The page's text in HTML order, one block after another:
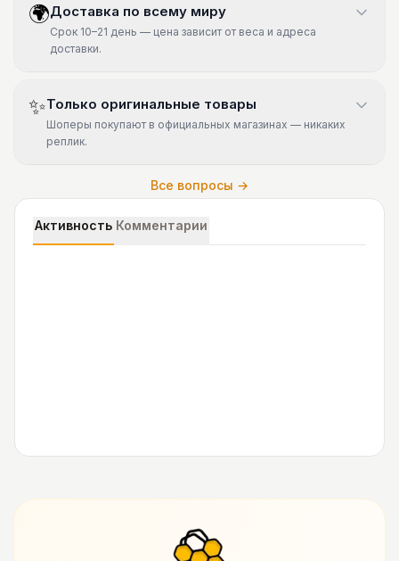
🌍Доставка по всему миру
Срок 10–21 день — цена зависит от веса и адреса
доставки.
✨Только оригинальные товары
Шоперы покупают в официальных магазинах — никаких
реплик.
Все вопросы →
Активность Комментарии